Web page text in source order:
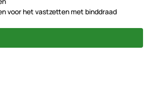
voor het vastzetten met binddraad